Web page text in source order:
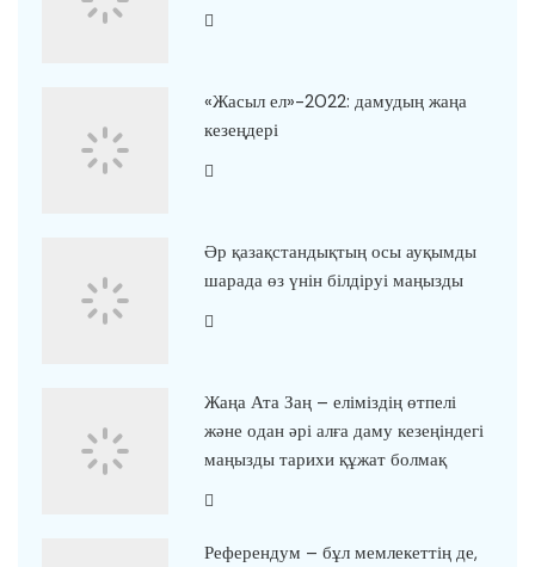
«Жасыл ел»-2022: дамудың жаңа
кезеңдері
Әр қазақстандықтың осы ауқымды
шарада өз үнін білдіруі маңызды
Жаңа Ата Заң – еліміздің өтпелі
және одан әрі алға даму кезеңіндегі
маңызды тарихи құжат болмақ
Референдум – бұл мемлекеттің де,